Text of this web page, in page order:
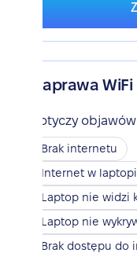
Naprawa WiFi
Dotyczy objawów
Brak internetu
Internet w
Laptop nie widzi
Laptop nie
Brak dostępu do